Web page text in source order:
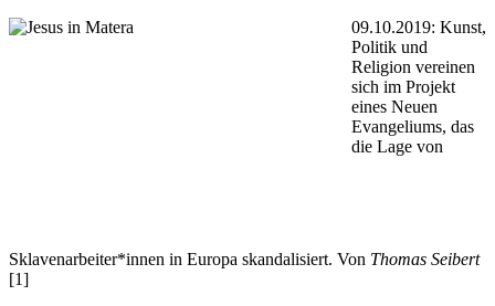
09.10.2019: Kunst,
Politik und
Religion vereinen
sich im Projekt
eines Neuen
Evangeliums, das
die Lage von
Sklavenarbeiter*innen in Europa skandalisiert. Von Thomas Seibert
[1]